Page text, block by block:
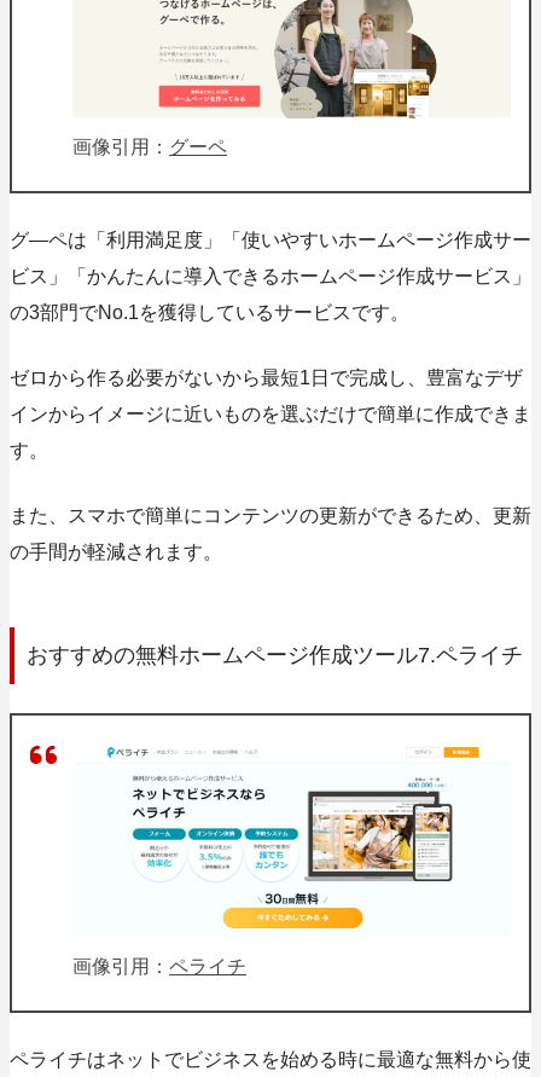
画像引用： グーペ
グ―ペは「利用満足度」「使いやすいホームページ作成サー
ビス」「かんたんに導入できるホームページ作成サービス」
の3部門でNo.1を獲得しているサービスです。
ゼロから作る必要がないから最短1日で完成し、豊富なデザ
インからイメージに近いものを選ぶだけで簡単に作成できま
す。
また、スマホで簡単にコンテンツの更新ができるため、更新
の手間が軽減されます。
おすすめの無料ホームページ作成ツール7.ペライチ
画像引用： ペライチ
ペライチはネットでビジネスを始める時に最適な無料から使